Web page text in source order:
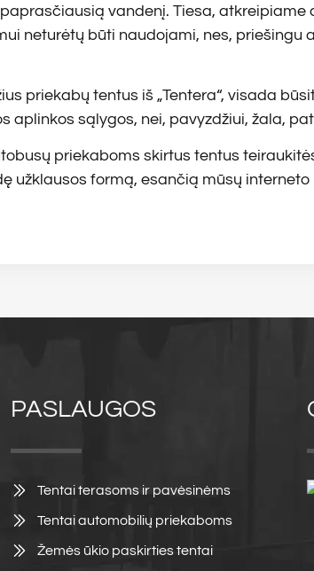
vandenį. Tiesa, atkreipiame
neturėtų būti naudojami, nes, priešingu
priekabų tentus iš „Tentera“, visada
aplinkos sąlygos, nei, pavyzdžiui, žala,
priekaboms skirtus tentus
užklausos formą, esančią mūsų
PASLAUGOS
Tentai terasoms ir pavėsinėms
Tentai automobilių priekaboms
Žemės ūkio paskirties tentai